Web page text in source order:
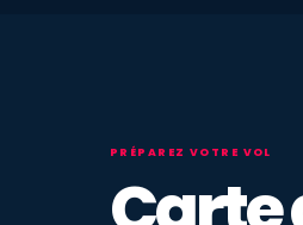
PRÉPAREZ VOTRE VOL